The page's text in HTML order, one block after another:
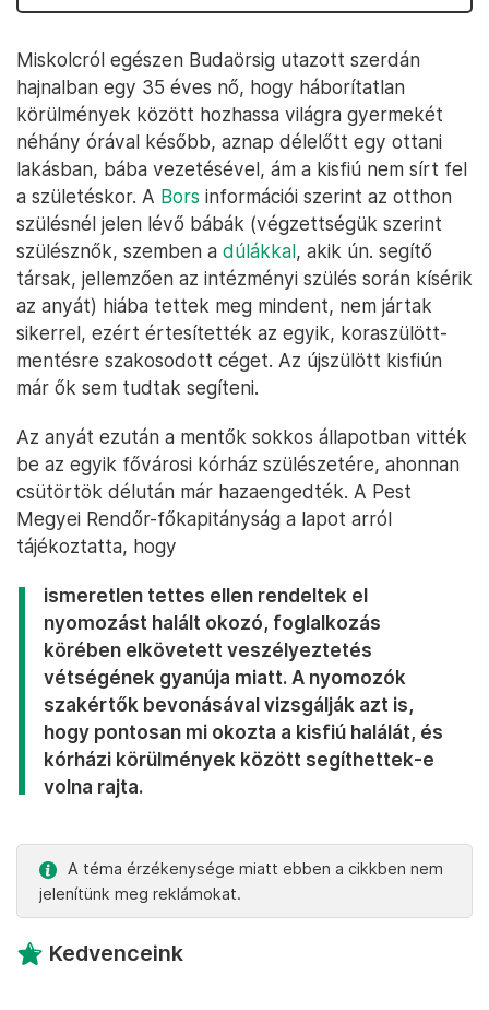
Miskolcról egészen Budaörsig utazott szerdán
hajnalban egy 35 éves nő, hogy háborítatlan
körülmények között hozhassa világra gyermekét
néhány órával később, aznap délelőtt egy ottani
lakásban, bába vezetésével, ám a kisfiú nem sírt fel
a születéskor. A Bors információi szerint az otthon
szülésnél jelen lévő bábák (végzettségük szerint
szülésznők, szemben a dúlákkal, akik ún. segítő
társak, jellemzően az intézményi szülés során kísérik
az anyát) hiába tettek meg mindent, nem jártak
sikerrel, ezért értesítették az egyik, koraszülött-
mentésre szakosodott céget. Az újszülött kisfiún
már ők sem tudtak segíteni.
Az anyát ezután a mentők sokkos állapotban vitték
be az egyik fővárosi kórház szülészetére, ahonnan
csütörtök délután már hazaengedték. A Pest
Megyei Rendőr-főkapitányság a lapot arról
tájékoztatta, hogy
ismeretlen tettes ellen rendeltek el
nyomozást halált okozó, foglalkozás
körében elkövetett veszélyeztetés
vétségének gyanúja miatt. A nyomozók
szakértők bevonásával vizsgálják azt is,
hogy pontosan mi okozta a kisfiú halálát, és
kórházi körülmények között segíthettek-e
volna rajta.
A téma érzékenysége miatt ebben a cikkben nem
jelenítünk meg reklámokat.
Kedvenceink